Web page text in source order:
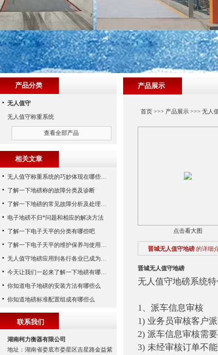
产品展示
首页>>> 产品展示>>> 无人
点击看大图
晋城无人值守地磅 的详细
晋城无人值守地磅
无人值守地磅系统
1、派车信息审核
1) 业务员审核客户
2) 派车信息审核需
3) 未经审核订单不
产品分类
无人值守
无人值守称重系统
查看全部产品
相关文章
无人值守称重系统的巧妙体现在哪些方面呢？
了解一下地磅称的故障分类及诊断
了解一下地磅的常见故障分析及处理方法
电子地磅不归*问题和相应的解决方法
了解一下电子天平的分类有哪些吧
了解一下电子天平的维护保养与使用注意事项
无人值守地磅应用到各行各业已成为称重历史发展的潮流
今天让我们一起来了解一下地磅有哪些特点吧
你知道电子地磅的安装方法有哪些么
你知道地磅标准配置组成有哪些么
联系我们
湖南柯力衡器有限公司
地址：湖南省娄底市娄星区吉星路金益紫